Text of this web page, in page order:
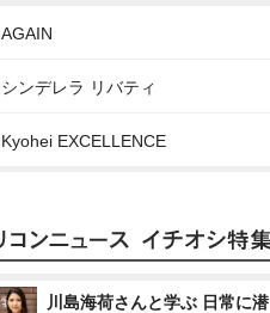
AGAIN
シンデレラ リバティ
Kyohei EXCELLENCE
川島海荷さんと学ぶ 日常に潜